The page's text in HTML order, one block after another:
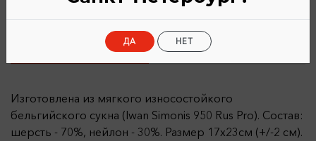
Описание Характеристики
Изготовлена из мягкого износостойкого
бельгийского сукна (Iwan Simonis 950 Rus Pro). Cостав:
шерсть - 70%, нейлон - 30%. Размер 17х23см (+/-2 см).
ДА НЕТ